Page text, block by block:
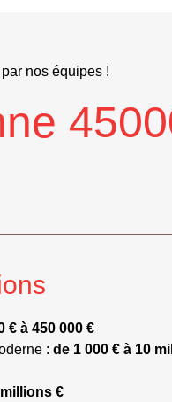
nos équipes !
€ à 450 000 €
: de 1 000 € à 10
€